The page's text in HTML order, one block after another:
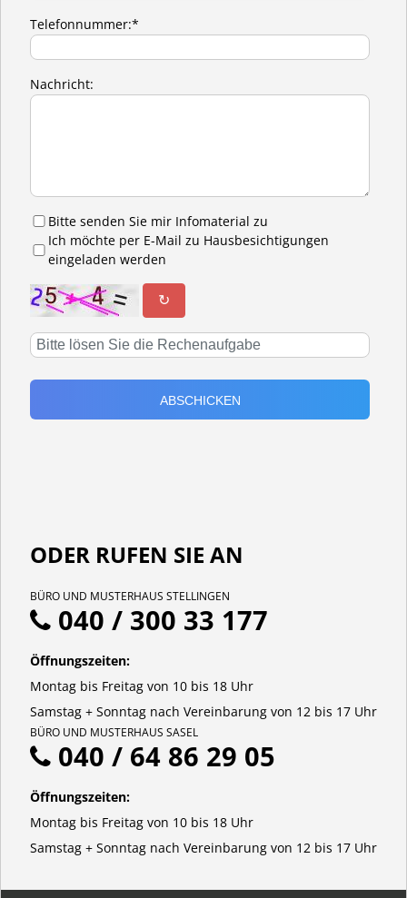
Telefonnummer:*
Nachricht:
Bitte senden Sie mir Infomaterial zu
Ich möchte per E-Mail zu Hausbesichtigungen
eingeladen werden
↻
ODER RUFEN SIE AN
BÜRO UND MUSTERHAUS STELLINGEN
040 / 300 33 177
Öffnungszeiten:
Montag bis Freitag von 10 bis 18 Uhr
Samstag + Sonntag nach Vereinbarung von 12 bis 17 Uhr
BÜRO UND MUSTERHAUS SASEL
040 / 64 86 29 05
Öffnungszeiten:
Montag bis Freitag von 10 bis 18 Uhr
Samstag + Sonntag nach Vereinbarung von 12 bis 17 Uhr